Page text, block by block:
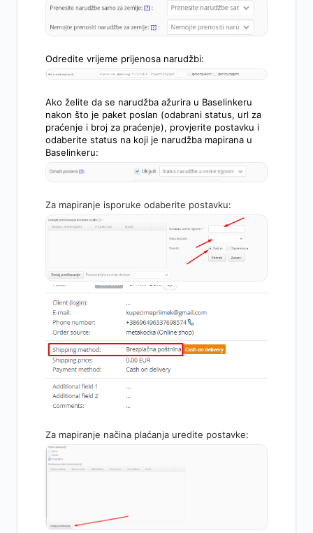
Odredite vrijeme prijenosa narudžbi:
Ako želite da se narudžba ažurira u Baselinkeru
nakon što je paket poslan (odabrani status, url za
praćenje i broj za praćenje), provjerite postavku i
odaberite status na koji je narudžba mapirana u
Baselinkeru:
Za mapiranje isporuke odaberite postavku:
Za mapiranje načina plaćanja uredite postavke: